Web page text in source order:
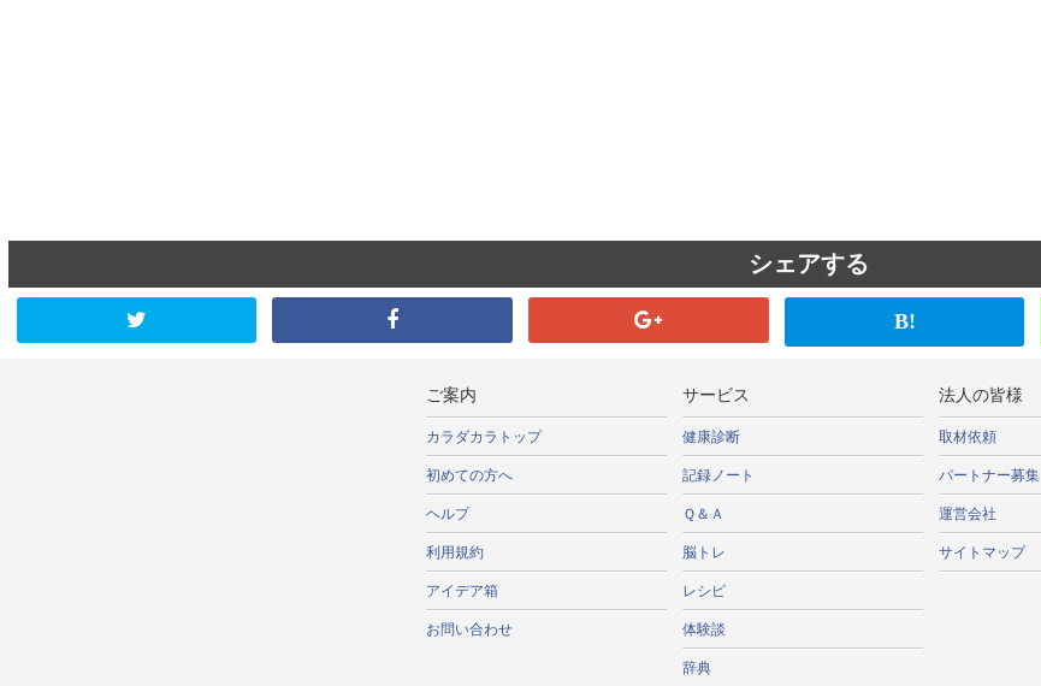
シェアする
B!
ご案内
カラダカラトップ
初めての方へ
ヘルプ
利用規約
アイデア箱
お問い合わせ
サービス
健康診断
記録ノート
Ｑ＆Ａ
脳トレ
レシピ
体験談
辞典
法人の皆様
取材依頼
パートナー募集
運営会社
サイトマップ